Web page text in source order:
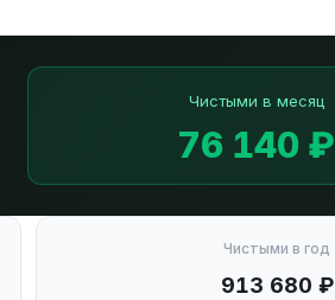
Чистыми в месяц
76 140 ₽
Чистыми в год
913 680 ₽